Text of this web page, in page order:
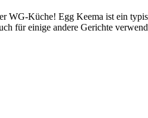
Küche! Egg Keema ist ein
für einige andere Gerichte